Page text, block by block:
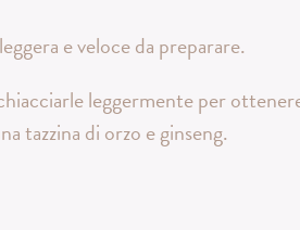
e veloce da preparare.
leggermente per
tazzina di orzo e ginseng.